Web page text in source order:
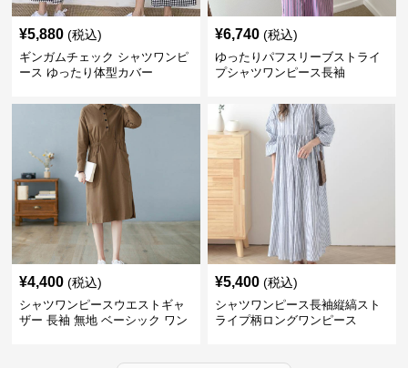
¥5,880 (税込)
ギンガムチェック シャツワンピ
ース ゆったり体型カバー
¥6,740 (税込)
ゆったりパフスリーブストライ
プシャツワンピース長袖
¥4,400 (税込)
シャツワンピースウエストギャ
ザー 長袖 無地 ベーシック ワン
¥5,400 (税込)
シャツワンピース長袖縦縞スト
ライプ柄ロングワンピース